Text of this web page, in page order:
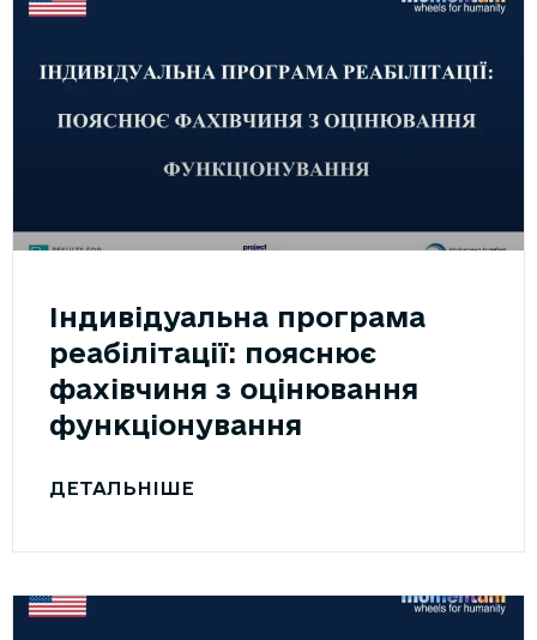
Індивідуальна програма
реабілітації: пояснює
фахівчиня з оцінювання
функціонування
ДЕТАЛЬНІШЕ